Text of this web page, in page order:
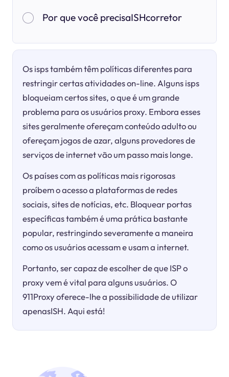
Por que você precisaISHcorretor
Os isps também têm políticas diferentes para
restringir certas atividades on-line. Alguns isps
bloqueiam certos sites, o que é um grande
problema para os usuários proxy. Embora esses
sites geralmente ofereçam conteúdo adulto ou
ofereçam jogos de azar, alguns provedores de
serviços de internet vão um passo mais longe.
Os países com as políticas mais rigorosas
proíbem o acesso a plataformas de redes
sociais, sites de notícias, etc. Bloquear portas
específicas também é uma prática bastante
popular, restringindo severamente a maneira
como os usuários acessam e usam a internet.
Portanto, ser capaz de escolher de que ISP o
proxy vem é vital para alguns usuários. O
911Proxy oferece-lhe a possibilidade de utilizar
apenasISH. Aqui está!